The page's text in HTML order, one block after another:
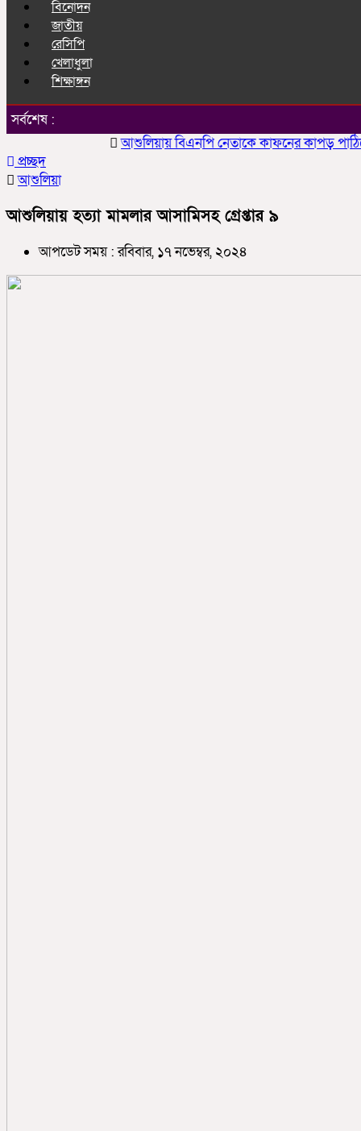
বিনোদন
জাতীয়
রেসিপি
খেলাধুলা
শিক্ষাঙ্গন
সর্বশেষ :
আশুলিয়ায় বিএনপি নেতাকে কাফনের কাপড় পাঠিয়ে
প্রচ্ছদ
আশুলিয়া
আশুলিয়ায় হত্যা মামলার আসামিসহ গ্রেপ্তার ৯
আপডেট সময় : রবিবার, ১৭ নভেম্বর, ২০২৪